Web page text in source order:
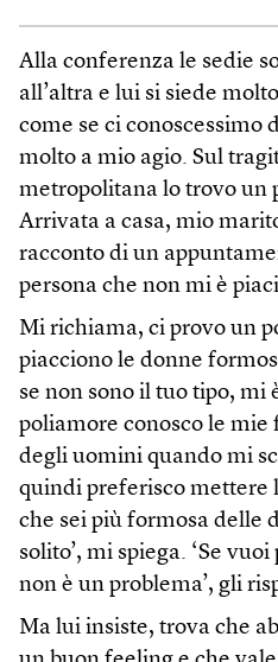
Alla conferenza le sedie
all’altra e lui si siede
come se ci conoscessimo
molto a mio agio. Sul
metropolitana lo trovo un
Arrivata a casa, mio
racconto di un
persona che non mi è
Mi richiama, ci provo un
piacciono le donne
se non sono il tuo tipo, mi
poliamore conosco le
degli uomini quando mi
quindi preferisco mettere
che sei più formosa delle
solito’, mi spiega. ‘Se
non è un problema’, gli
Ma lui insiste, trova che